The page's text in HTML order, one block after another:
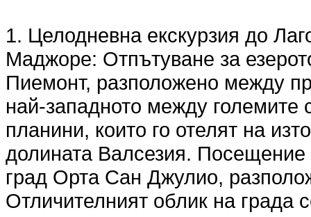
1. Целодневна екскурзия до
Маджоре: Отпътуване за
Пиемонт, разположено между
най-западното между големите
планини, които го отелят на
долината Валсезия.
град Орта Сан Джулио,
Отличителният облик на града